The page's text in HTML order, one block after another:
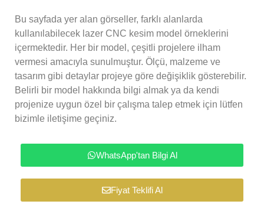
Bu sayfada yer alan görseller, farklı alanlarda
kullanılabilecek lazer CNC kesim model örneklerini
içermektedir. Her bir model, çeşitli projelere ilham
vermesi amacıyla sunulmuştur. Ölçü, malzeme ve
tasarım gibi detaylar projeye göre değişiklik gösterebilir.
Belirli bir model hakkında bilgi almak ya da kendi
projenize uygun özel bir çalışma talep etmek için lütfen
bizimle iletişime geçiniz.
WhatsApp'tan Bilgi Al
Fiyat Teklifi Al